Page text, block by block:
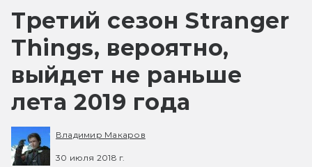
Третий сезон Stranger
Things, вероятно,
выйдет не раньше
лета 2019 года
Владимир Макаров
30 июля 2018 г.